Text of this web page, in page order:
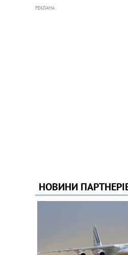
РЕКЛАМА